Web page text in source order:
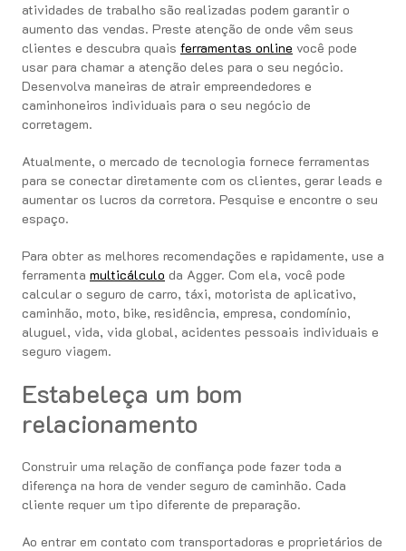
atividades de trabalho são realizadas podem garantir o
aumento das vendas. Preste atenção de onde vêm seus
clientes e descubra quais ferramentas online você pode
usar para chamar a atenção deles para o seu negócio.
Desenvolva maneiras de atrair empreendedores e
caminhoneiros individuais para o seu negócio de
corretagem.
Atualmente, o mercado de tecnologia fornece ferramentas
para se conectar diretamente com os clientes, gerar leads e
aumentar os lucros da corretora. Pesquise e encontre o seu
espaço.
Para obter as melhores recomendações e rapidamente, use a
ferramenta multicálculo da Agger. Com ela, você pode
calcular o seguro de carro, táxi, motorista de aplicativo,
caminhão, moto, bike, residência, empresa, condomínio,
aluguel, vida, vida global, acidentes pessoais individuais e
seguro viagem.
Estabeleça um bom
relacionamento
Construir uma relação de confiança pode fazer toda a
diferença na hora de vender seguro de caminhão. Cada
cliente requer um tipo diferente de preparação.
Ao entrar em contato com transportadoras e proprietários de